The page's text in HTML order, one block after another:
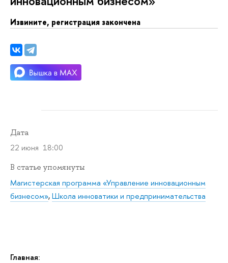
Главная:
Извините, регистрация закончена
Дата
22 июня 18:00
статье упомянуты
Магистерская программа «Управление инновационным
изнесом»,Школа инноватики и предпринимательства